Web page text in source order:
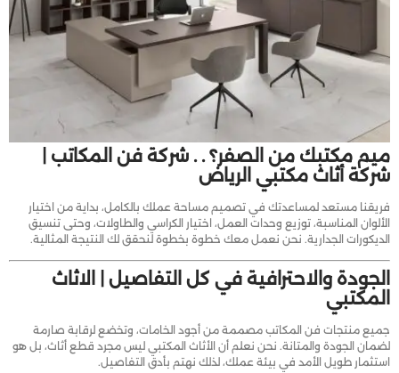
ميم مكتبك من الصفر؟ . . شركة فن المكاتب |
شركة أثاث مكتبي الرياض
فريقنا مستعد لمساعدتك في تصميم مساحة عملك بالكامل، بداية من اختيار
الألوان المناسبة، توزيع وحدات العمل، اختيار الكراسي والطاولات، وحتى تنسيق
الديكورات الجدارية. نحن نعمل معك خطوة بخطوة لنحقق لك النتيجة المثالية.
الجودة والاحترافية في كل التفاصيل | الاثاث
المكتبي
جميع منتجات فن المكاتب مصممة من أجود الخامات، وتخضع لرقابة صارمة
لضمان الجودة والمتانة. نحن نعلم أن الأثاث المكتبي ليس مجرد قطع أثاث، بل هو
استثمار طويل الأمد في بيئة عملك، لذلك نهتم بأدق التفاصيل.